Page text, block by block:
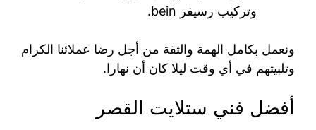
وتركيب رسيفر bein.
ونعمل بكامل الهمة والثقة من أجل رضا عملائنا الكرام
وتلبيتهم في أي وقت ليلا كان أن نهارا.
أفضل فني ستلايت القصر